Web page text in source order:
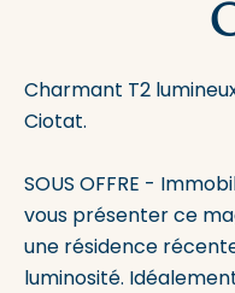
Charmant T2
Ciotat.
SOUS OFFRE -
vous présenter ce
une résidence
luminosité.